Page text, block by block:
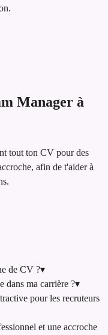
Manager à
tout ton CV pour des
afin de t'aider à
de CV ?▾
dans ma carrière ?▾
pour les recruteurs
et une accroche